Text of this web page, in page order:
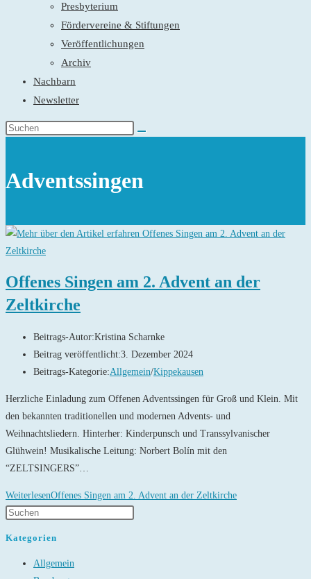
Presbyterium
Fördervereine & Stiftungen
Veröffentlichungen
Archiv
Nachbarn
Newsletter
Adventssingen
Offenes Singen am 2. Advent an der
Zeltkirche
Beitrags-Autor:Kristina Scharnke
Beitrag veröffentlicht:3. Dezember 2024
Beitrags-Kategorie:Allgemein/Kippekausen
Herzliche Einladung zum Offenen Adventssingen für Groß und Klein. Mit
den bekannten traditionellen und modernen Advents- und
Weihnachtsliedern. Hinterher: Kinderpunsch und Transsylvanischer
Glühwein! Musikalische Leitung: Norbert Bolín mit den
“ZELTSINGERS”…
WeiterlesenOffenes Singen am 2. Advent an der Zeltkirche
Kategorien
Allgemein